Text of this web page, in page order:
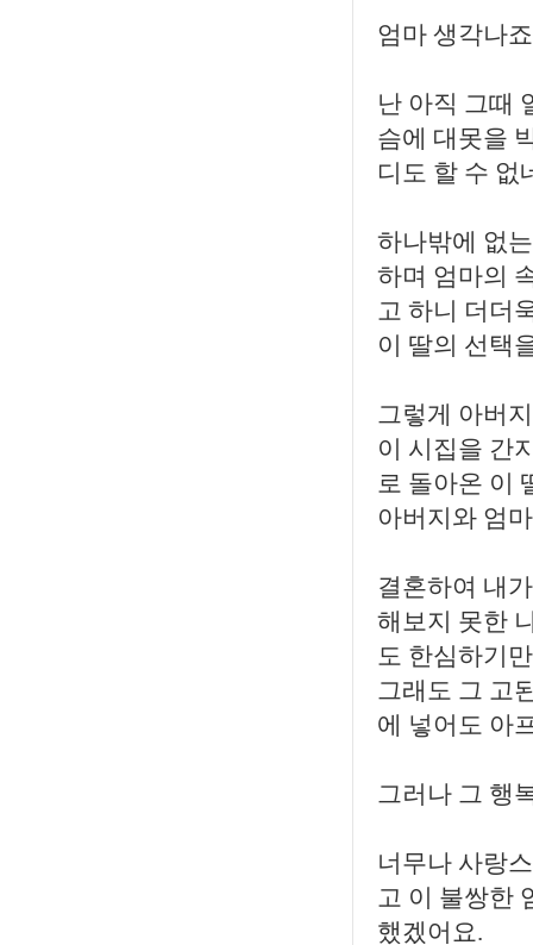
엄마 생각나
난 아직 그때
슴에 대못을
디도 할 수 없
하나밖에 없
하며 엄마의
고 하니 더더
이 딸의 선택
그렇게 아버
이 시집을 간
로 돌아온 이
아버지와 엄
결혼하여 내
해보지 못한
도 한심하기
그래도 그 고
에 넣어도 아
그러나 그 행
너무나 사랑
고 이 불쌍한
했겠어요.